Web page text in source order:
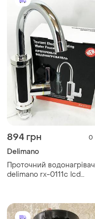
894 грн 0
Delimano
Проточний водонагрівач
delimano rx-0111c lcd
підключення